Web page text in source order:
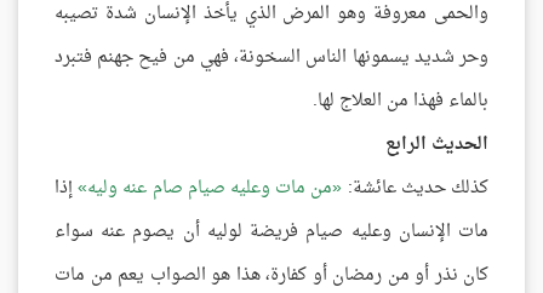
والحمى معروفة وهو المرض الذي يأخذ الإنسان شدة تصيبه
وحر شديد يسمونها الناس السخونة، فهي من فيح جهنم فتبرد
بالماء فهذا من العلاج لها.
الحديث الرابع
كذلك حديث عائشة: من مات وعليه صيام صام عنه وليه إذا
مات الإنسان وعليه صيام فريضة لوليه أن يصوم عنه سواء
كان نذر أو من رمضان أو كفارة، هذا هو الصواب يعم من مات